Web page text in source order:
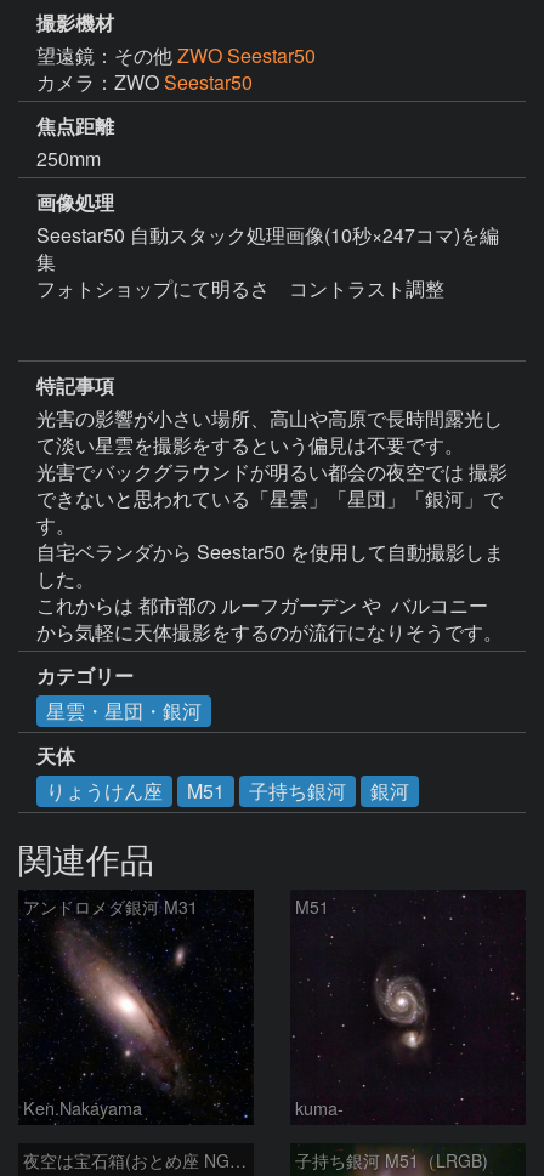
撮影機材
望遠鏡：その他ZWO Seestar50
カメラ：ZWOSeestar50
焦点距離
250mm
画像処理
Seestar50 自動スタック処理画像(10秒×247コマ)を編
集
フォトショップにて明るさ　コントラスト調整
特記事項
光害の影響が小さい場所、高山や高原で長時間露光し
て淡い星雲を撮影をするという偏見は不要です。
光害でバックグラウンドが明るい都会の夜空では 撮影
できないと思われている「星雲」「星団」「銀河」で
す。
自宅ベランダから Seestar50 を使用して自動撮影しま
した。
これからは 都市部の ルーフガーデン や  バルコニー
カテゴリー
星雲・星団・銀河
天体
りょうけん座
M51 子持ち銀河 銀河
関連作品
アンドロメダ銀河 M31
Ken.Nakayama
M51
kuma-
夜空は宝石箱(おとめ座 NGC5566) Seestar50 子持ち銀河 M51（LRGB)